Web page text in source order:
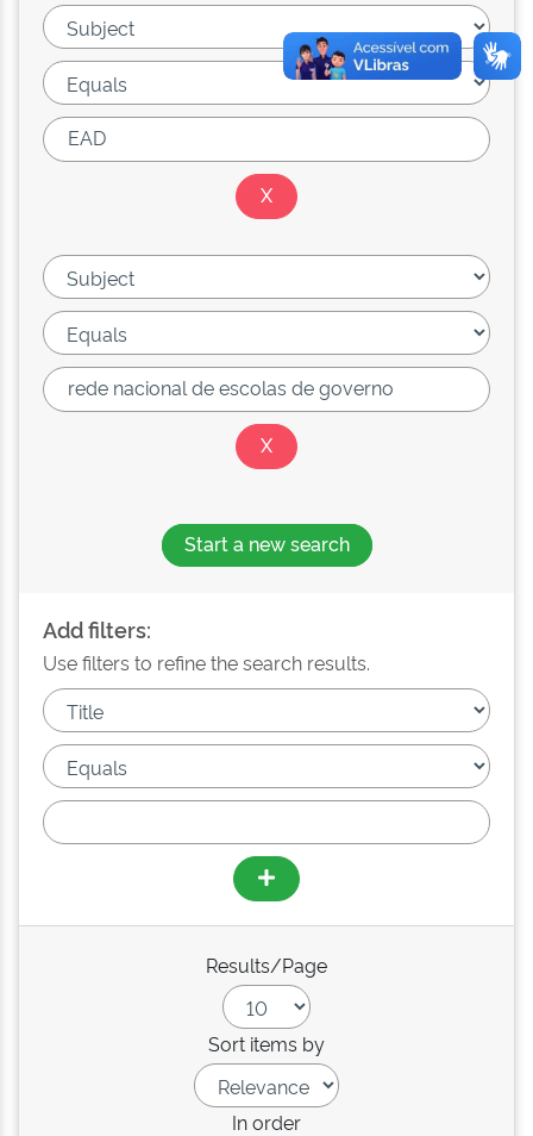
Start a new search
Add filters:
Use filters to refine the search results.
Results/Page
Sort items by
In order